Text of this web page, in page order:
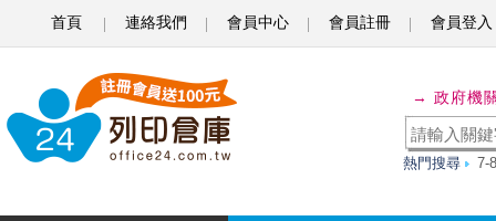
首頁 連絡我們 會員中心 會員註冊 會員登入
S
N
→ 政府機
熱門搜尋 7-